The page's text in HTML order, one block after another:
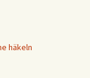
häkeln